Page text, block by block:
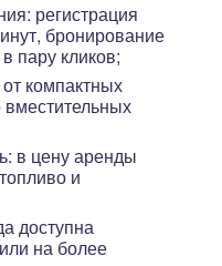
: регистрация
бронирование
пару кликов;
от компактных
вместительных
: в цену аренды
и
доступна
на более